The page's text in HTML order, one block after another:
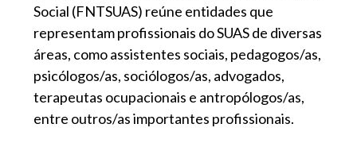
Social (FNTSUAS) reúne entidades que
representam profissionais do SUAS de diversas
áreas, como assistentes sociais, pedagogos/as,
psicólogos/as, sociólogos/as, advogados,
terapeutas ocupacionais e antropólogos/as,
entre outros/as importantes profissionais.